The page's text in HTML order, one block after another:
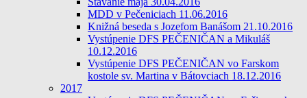
MDD v Pečeniciach 11.06.2016
Knižná beseda s Jozefom Banášom 21.10.2016
Vystúpenie DFS PEČENIČAN a Mikuláš
10.12.2016
Vystúpenie DFS PEČENIČAN vo Farskom
kostole sv. Martina v Bátovciach 18.12.2016
2017